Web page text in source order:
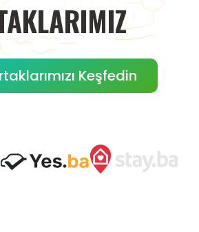
Keşfedin